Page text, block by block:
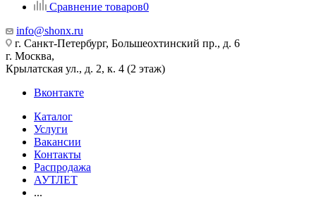
Сравнение товаров0
info@shonx.ru
г. Санкт-Петербург, Большеохтинский пр., д. 6
г. Москва,
Крылатская ул., д. 2, к. 4 (2 этаж)
Вконтакте
Каталог
Услуги
Вакансии
Контакты
Распродажа
АУТЛЕТ
...